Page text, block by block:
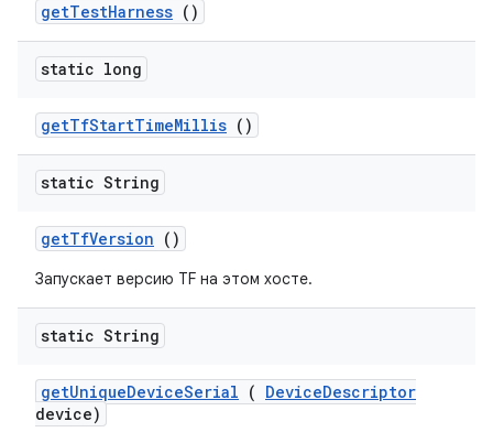
getTestHarness ()
static long
getTfStartTimeMillis ()
static String
getTfVersion ()
Запускает версию TF на этом хосте.
static String
getUniqueDeviceSerial ( DeviceDescriptor
device)